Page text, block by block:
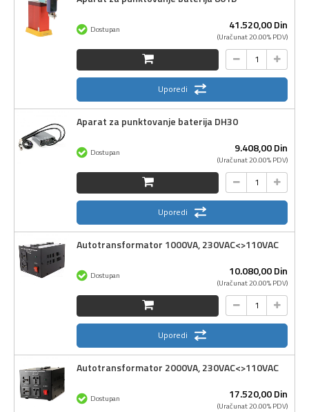
41.520,00Din
(Uračunat 20.00% PDV)
Dostupan
Uporedi
Aparat za punktovanje baterija DH30
9.408,00Din
(Uračunat 20.00% PDV)
Dostupan
Uporedi
Autotransformator 1000VA, 230VAC<>110VAC
10.080,00Din
(Uračunat 20.00% PDV)
Dostupan
Uporedi
Autotransformator 2000VA, 230VAC<>110VAC
17.520,00Din
(Uračunat 20.00% PDV)
Dostupan